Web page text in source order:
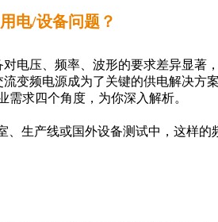
电/设备问题？
电压、频率、波形的要求差异显著
变频电源成为了关键的供电解决方
求四个角度，为你深入解析。
、生产线或国外设备测试中，这样的